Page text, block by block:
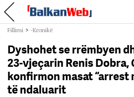
Fillimi > -Kronikë
Dyshohet se rrëmbyen
23-vjeçarin Renis Dobra,
konfirmon masat “arrest
të ndaluarit